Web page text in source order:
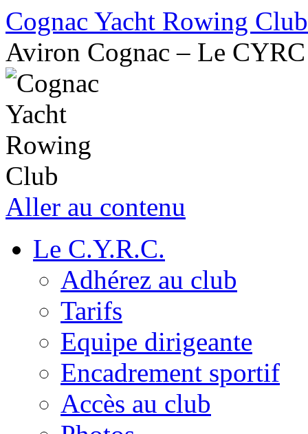
Cognac Yacht Rowing Club
Aviron Cognac – Le CYRC
Aller au contenu
Le C.Y.R.C.
Adhérez au club
Tarifs
Equipe dirigeante
Encadrement sportif
Accès au club